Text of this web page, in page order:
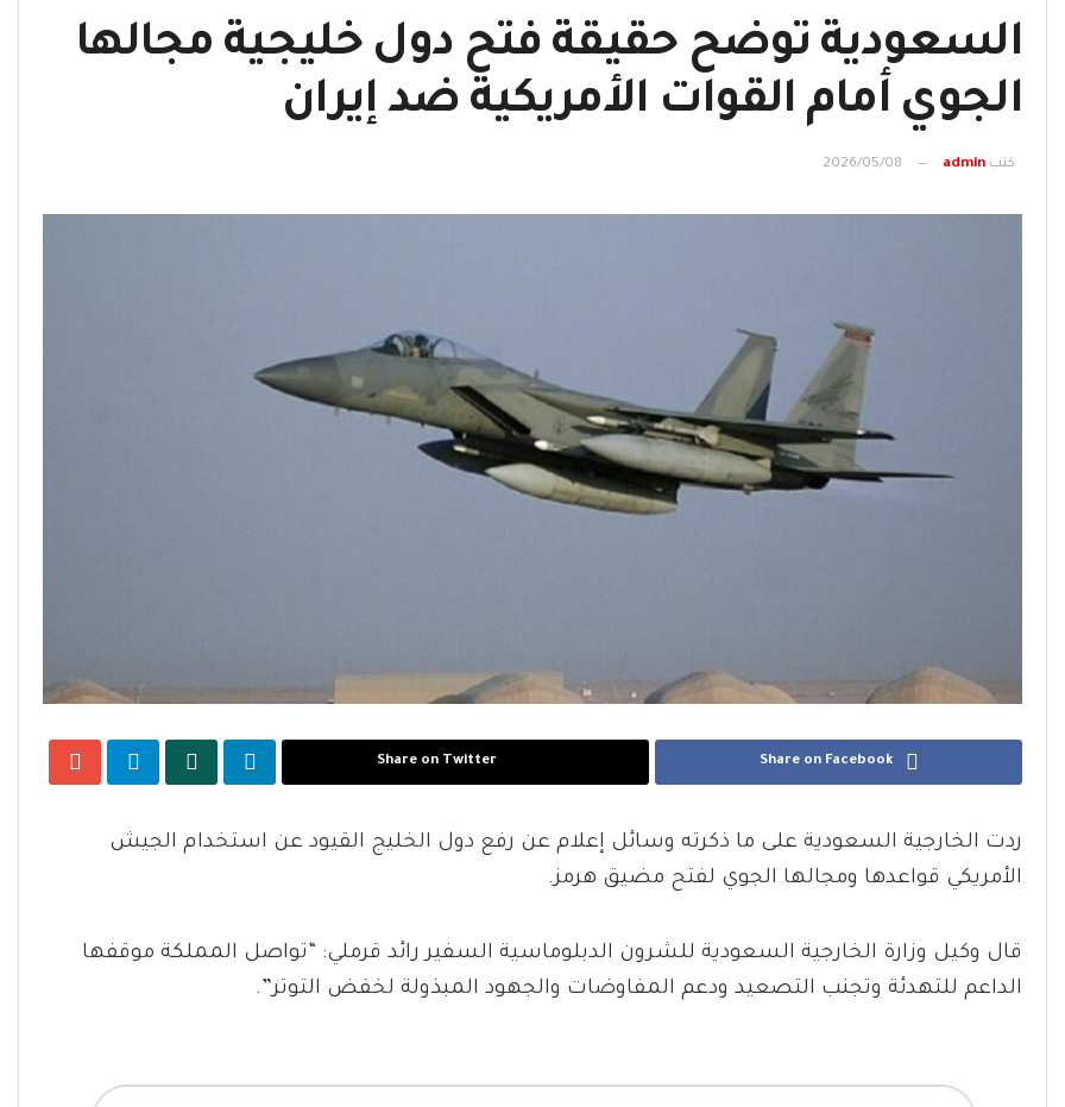
السعودية توضح حقيقة فتح دول خليجية مجالها
الجوي أمام القوات الأمريكية ضد إيران
كتب admin
2026/05/08
Share on Facebook
Share on Twitter
ردت الخارجية السعودية على ما ذكرته وسائل إعلام عن رفع دول الخليج القيود عن استخدام الجيش
الأمريكي قواعدها ومجالها الجوي لفتح مضيق هرمز.
قال وكيل وزارة الخارجية السعودية للشرون الدبلوماسية السفير رائد قرملي: “تواصل المملكة موقفها
الداعم للتهدئة وتجنب التصعيد ودعم المفاوضات والجهود المبذولة لخفض التوتر”.